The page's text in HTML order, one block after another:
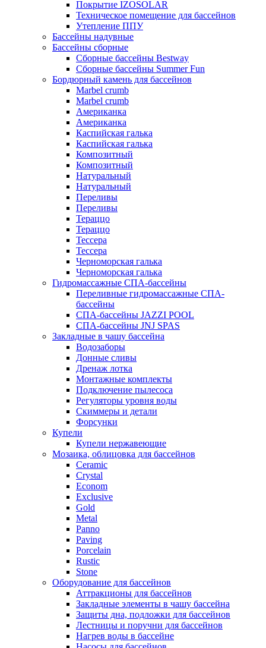
Покрытие IZOSOLAR
Техническое помещение для бассейнов
Утепление ППУ
Бассейны надувные
Бассейны сборные
Сборные бассейны Bestway
Сборные бассейны Summer Fun
Бордюрный камень для бассейнов
Marbel crumb
Marbel crumb
Американка
Американка
Каспийская галька
Каспийская галька
Композитный
Композитный
Натуральный
Натуральный
Переливы
Переливы
Тераццо
Тераццо
Тессера
Тессера
Черноморская галька
Черноморская галька
Гидромассажные СПА-бассейны
Переливные гидромассажные СПА-
бассейны
СПА-бассейны JAZZI POOL
СПА-бассейны JNJ SPAS
Закладные в чашу бассейна
Водозаборы
Донные сливы
Дренаж лотка
Монтажные комплекты
Подключение пылесоса
Регуляторы уровня воды
Скиммеры и детали
Форсунки
Купели
Купели нержавеющие
Мозаика, облицовка для бассейнов
Ceramic
Crystal
Econom
Exclusive
Gold
Metal
Panno
Paving
Porcelain
Rustic
Stone
Оборудование для бассейнов
Аттракционы для бассейнов
Закладные элементы в чашу бассейна
Защиты дна, подложки для бассейнов
Лестницы и поручни для бассейнов
Нагрев воды в бассейне